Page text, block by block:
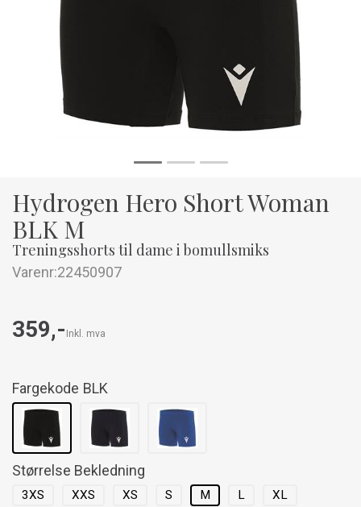
Hydrogen Hero Short Woman
BLK M
Treningsshorts til dame i bomullsmiks
Varenr:22450907
359,- Inkl. mva
Fargekode BLK
Størrelse Bekledning
3XS XXS XS S M L XL